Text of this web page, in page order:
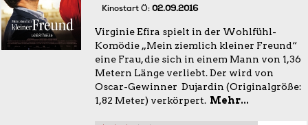
Kinostart Ö: 02.09.2016
Virginie Efira spielt in der Wohlfühl-
Komödie „Mein ziemlich kleiner Freund“
eine Frau, die sich in einem Mann von 1,36
Metern Länge verliebt. Der wird von
Oscar-Gewinner Dujardin (Originalgröße:
1,82 Meter) verkörpert. Mehr...